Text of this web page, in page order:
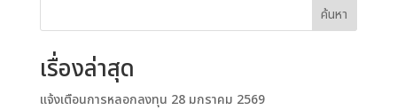
ค้นหา
เรื่องล่าสุด
แจ้งเตือนการหลอกลงทุน 28 มกราคม 2569